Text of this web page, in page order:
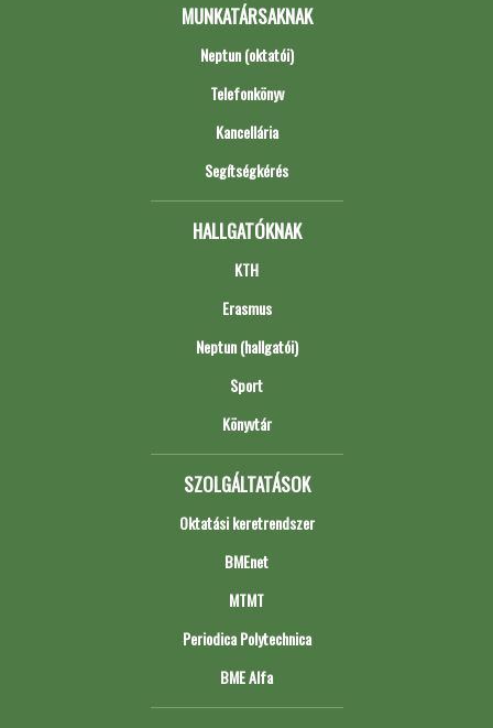
MUNKATÁRSAKNAK
Neptun (oktatói)
Telefonkönyv
Kancellária
Segítségkérés
HALLGATÓKNAK
KTH
Erasmus
Neptun (hallgatói)
Sport
Könyvtár
SZOLGÁLTATÁSOK
Oktatási keretrendszer
BMEnet
MTMT
Periodica Polytechnica
BME Alfa